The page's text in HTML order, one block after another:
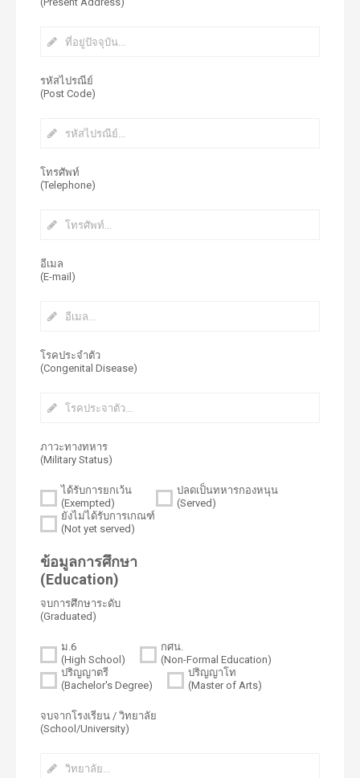
รหัสไปรณีย์
(Post Code)
โทรศัพท์
(Telephone)
อีเมล
(E-mail)
โรคประจำตัว
(Congenital Disease)
ภาวะทางทหาร
(Military Status)
ได้รับการยกเว้น
(Exempted)
ปลดเป็นทหารกองหนุน
(Served)
ยังไม่ได้รับการเกณฑ์
(Not yet served)
ข้อมูลการศึกษา
(Education)
จบการศึกษาระดับ
(Graduated)
ม.6
(High School)
กศน.
(Non-Formal Education)
ปริญญาตรี
(Bachelor's Degree)
ปริญญาโท
(Master of Arts)
จบจากโรงเรียน / วิทยาลัย
(School/University)